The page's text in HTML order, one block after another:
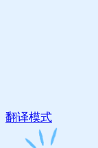
翻译模式